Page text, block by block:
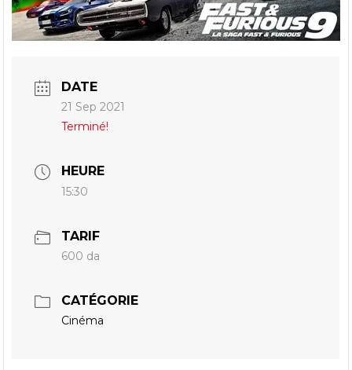
DATE
21 Sep 2021
Terminé!
HEURE
15:30
TARIF
600 da
CATÉGORIE
Cinéma